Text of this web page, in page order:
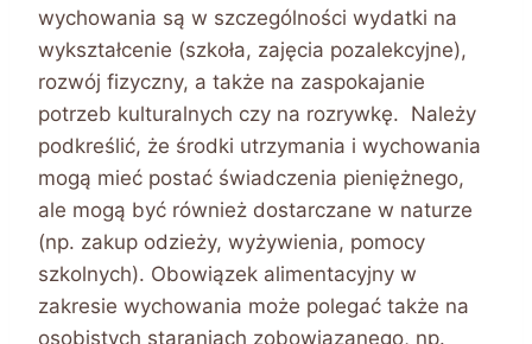
wychowania są w szczególności wydatki na
wykształcenie (szkoła, zajęcia pozalekcyjne),
rozwój fizyczny, a także na zaspokajanie
potrzeb kulturalnych czy na rozrywkę. Należy
podkreślić, że środki utrzymania i wychowania
mogą mieć postać świadczenia pieniężnego,
ale mogą być również dostarczane w naturze
(np. zakup odzieży, wyżywienia, pomocy
szkolnych). Obowiązek alimentacyjny w
zakresie wychowania może polegać także na
osobistych staraniach zobowiązanego, np.